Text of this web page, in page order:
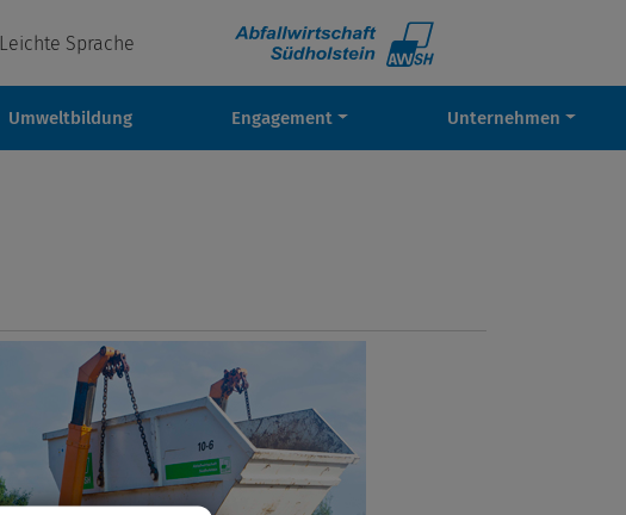
Leichte Sprache
Umweltbildung Engagement Unternehmen